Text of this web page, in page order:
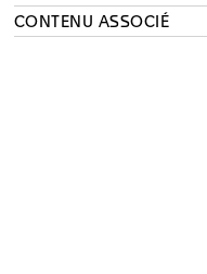
CONTENU ASSOCIÉ